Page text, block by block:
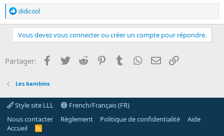
R
é
a
c
t
o
n
:
didicool
Vous devez vous connecter ou créer un compte pour répondre.
Partager: Facebook
Twitter Reddit PinterestTumblr WhatsApp
E-mail
Les bambins
Style site LLL
French/Français (FR)
Nous contacter
Règlement Politique de confidentialité
Aide
Accueil
R